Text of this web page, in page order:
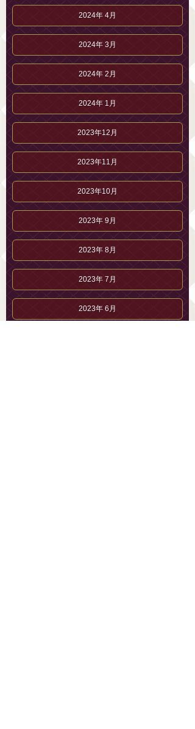
2024年 4月
2024年 3月
2024年 2月
2024年 1月
2023年12月
2023年11月
2023年10月
2023年 9月
2023年 8月
2023年 7月
2023年 6月